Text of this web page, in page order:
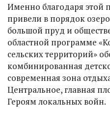
Именно благодаря этой
привели в порядок
большой пруд и
областной программе
сельских территорий»
комбинированная
современная зона
Центральное, главная
Героям локальных войн.